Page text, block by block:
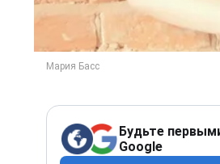
Будьте
Google